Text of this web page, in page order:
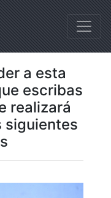
a esta
escribas
realizará
siguientes